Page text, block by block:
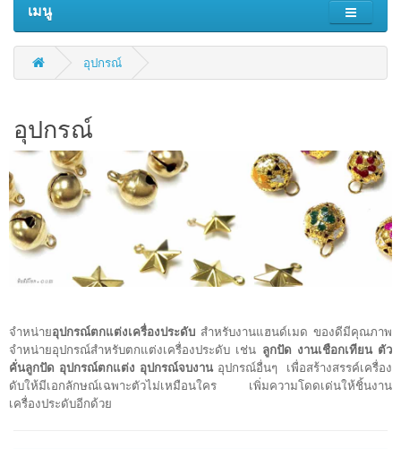
เมนู
อุปกรณ์
อุปกรณ์
จำหน่ายอุปกรณ์ตกแต่งเครื่องประดับ สำหรับงานแฮนด์เมด ของดีมีคุณภาพ
จำหน่ายอุปกรณ์สำหรับตกแต่งเครื่องประดับ เช่น ลูกปัด งานเชือกเทียน ตัว
คั่นลูกปัด อุปกรณ์ตกแต่ง อุปกรณ์จบงานอุปกรณ์อื่นๆ เพื่อสร้างสรรค์เครื่อง
ดับให้มีเอกลักษณ์เฉพาะตัวไม่เหมือนใคร เพิ่มความโดดเด่นให้ชิ้นงาน
เครื่องประดับอีกด้วย